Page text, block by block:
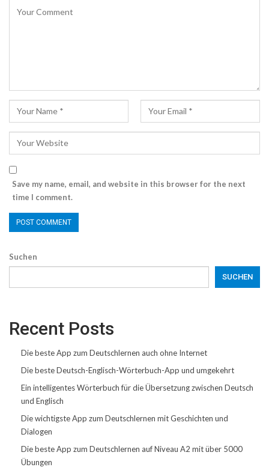
Save my name, email, and website in this browser for the next
time I comment.
Suchen
SUCHEN
Recent Posts
Die beste App zum Deutschlernen auch ohne Internet
Die beste Deutsch-Englisch-Wörterbuch-App und umgekehrt
Ein intelligentes Wörterbuch für die Übersetzung zwischen Deutsch
und Englisch
Die wichtigste App zum Deutschlernen mit Geschichten und
Dialogen
Die beste App zum Deutschlernen auf Niveau A2 mit über 5000
Übungen